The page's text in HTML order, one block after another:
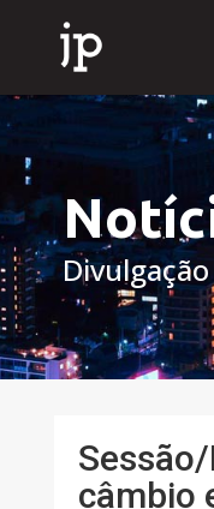
câmbio